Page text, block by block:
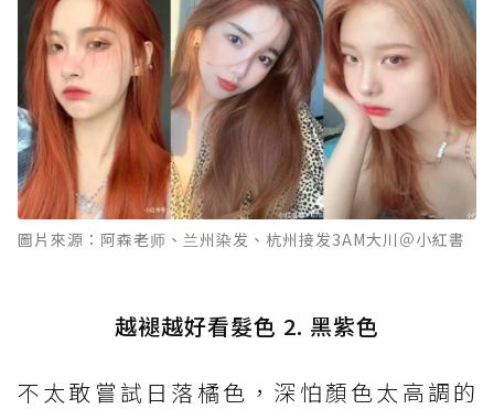
圖片來源：阿森老师、兰州染发、杭州接发3AM大川＠小紅書
越褪越好看髮色 2. 黑紫色
不太敢嘗試日落橘色，深怕顏色太高調的